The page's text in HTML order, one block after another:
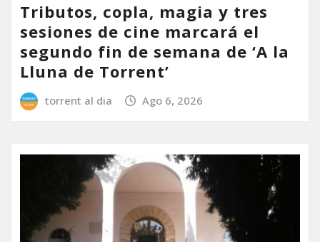
Tributos, copla, magia y tres
sesiones de cine marcará el
segundo fin de semana de ‘A la
Lluna de Torrent’
torrent al dia Ago 6, 2026